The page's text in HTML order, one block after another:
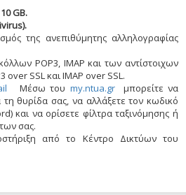
10 GB.
της ανεπιθύμητης αλληλογραφίας
POP3, IMAP και των αντίστοιχων
SSL και IMAP over SSL.
Μέσω του my.ntua.grμπορείτε να
θυρίδα σας, να αλλάξετε τον κωδικό
και να ορίσετε φίλτρα ταξινόμησης ή
σας.
από το Κέντρο Δικτύων του